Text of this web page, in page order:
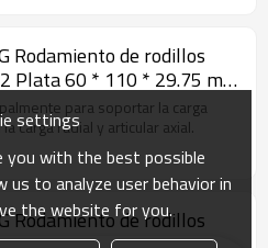
Rodamiento de rodillos
Plata 60 * 110 * 29.75 mm
GCR15para soportar la carga
carga radial y articular axial.
Rodamiento de rodillos
settings
you with the best possible
us to analyze user behavior in
the website for you.